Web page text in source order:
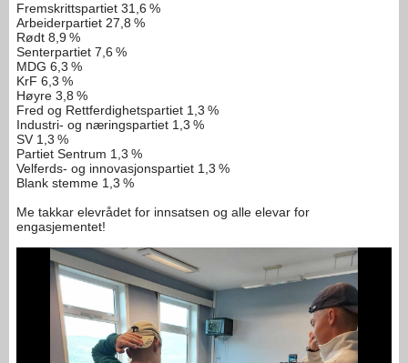
Fremskrittspartiet 31,6 %
Arbeiderpartiet 27,8 %
Rødt 8,9 %
Senterpartiet 7,6 %
MDG 6,3 %
KrF 6,3 %
Høyre 3,8 %
Fred og Rettferdighetspartiet 1,3 %
Industri- og næringspartiet 1,3 %
SV 1,3 %
Partiet Sentrum 1,3 %
Velferds- og innovasjonspartiet 1,3 %
Blank stemme 1,3 %
Me takkar elevrådet for innsatsen og alle elevar for
engasjementet!